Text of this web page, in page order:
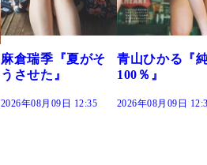
青山ひかる『純度
100％』
2026年08月09日 12:30
で。』
2026年08月09日